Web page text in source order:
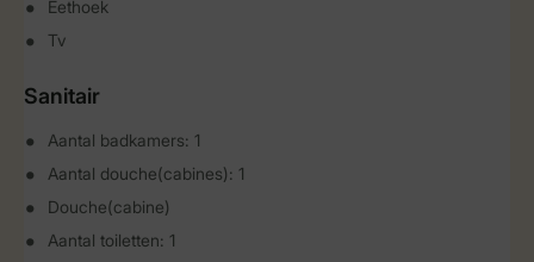
Eethoek
Tv
Sanitair
Aantal badkamers: 1
Aantal douche(cabines): 1
Douche(cabine)
Aantal toiletten: 1